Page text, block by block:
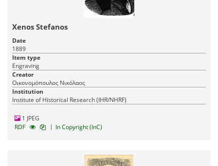
Xenos Stefanos
Date
1889
Item type
Engraving
Creator
Οικονομόπουλος Νικόλαος
Institution
Institute of Historical Research (IHR/NHRF)
1 JPEG
RDF
| In Copyright (InC)